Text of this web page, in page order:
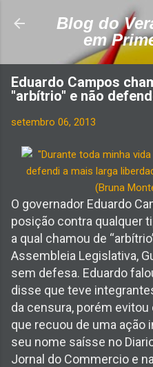
Pular para o
Blog do
em
Eduardo Campos
"arbítrio" e não
setembro 06, 2013
O governador Eduardo
posição contra qualquer
a qual chamou de
Assembleia Legislativa,
sem defesa. Eduardo
disse que teve
da censura, porém
que recuou de uma ação
seu nome saísse no
Jornal do Commercio e